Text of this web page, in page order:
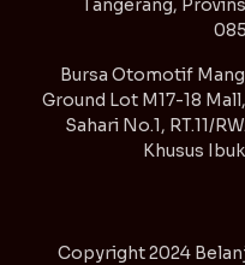
Tangerang,
Bursa Otomotif
Ground Lot M17-18
Sahari No.1, RT.11/
Khusus
Copyright2024